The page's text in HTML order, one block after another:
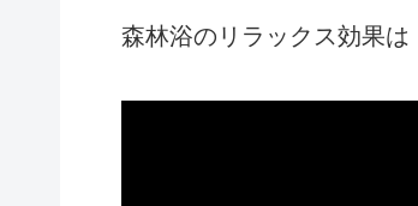
森林浴のリラックス効果は